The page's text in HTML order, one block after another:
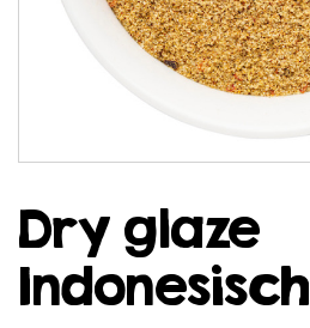
Dry glaze
Indonesisch